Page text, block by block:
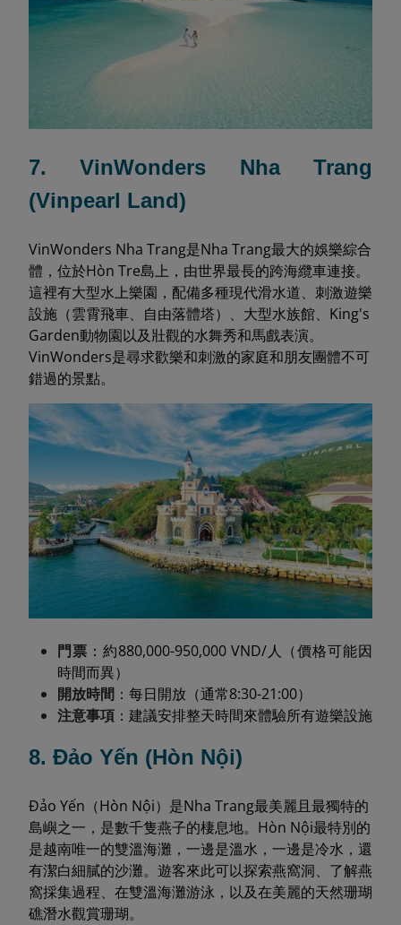
7. VinWonders Nha Trang
(Vinpearl Land)
VinWonders Nha Trang是Nha Trang最大的娛樂綜合
體，位於Hòn Tre島上，由世界最長的跨海纜車連接。
這裡有大型水上樂園，配備多種現代滑水道、刺激遊樂
設施（雲霄飛車、自由落體塔）、大型水族館、King's
Garden動物園以及壯觀的水舞秀和馬戲表演。
VinWonders是尋求歡樂和刺激的家庭和朋友團體不可
錯過的景點。
門票 ：約880,000-950,000 VND/人（價格可能因
時間而異）
開放時間 ：每日開放（通常8:30-21:00）
注意事項 ：建議安排整天時間來體驗所有遊樂設施
8. Đảo Yến (Hòn Nội)
Đảo Yến（Hòn Nội）是Nha Trang最美麗且最獨特的
島嶼之一，是數千隻燕子的棲息地。Hòn Nội最特別的
是越南唯一的雙溫海灘，一邊是溫水，一邊是冷水，還
有潔白細膩的沙灘。遊客來此可以探索燕窩洞、了解燕
窩採集過程、在雙溫海灘游泳，以及在美麗的天然珊瑚
礁潛水觀賞珊瑚。